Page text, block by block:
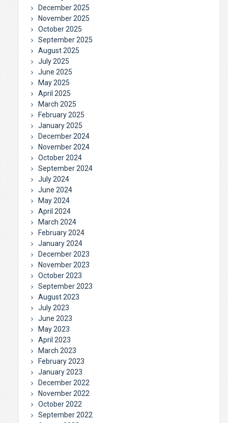
December 2025
November 2025
October 2025
September 2025
August 2025
July 2025
June 2025
May 2025
April 2025
March 2025
February 2025
January 2025
December 2024
November 2024
October 2024
September 2024
July 2024
June 2024
May 2024
April 2024
March 2024
February 2024
January 2024
December 2023
November 2023
October 2023
September 2023
August 2023
July 2023
June 2023
May 2023
April 2023
March 2023
February 2023
January 2023
December 2022
November 2022
October 2022
September 2022